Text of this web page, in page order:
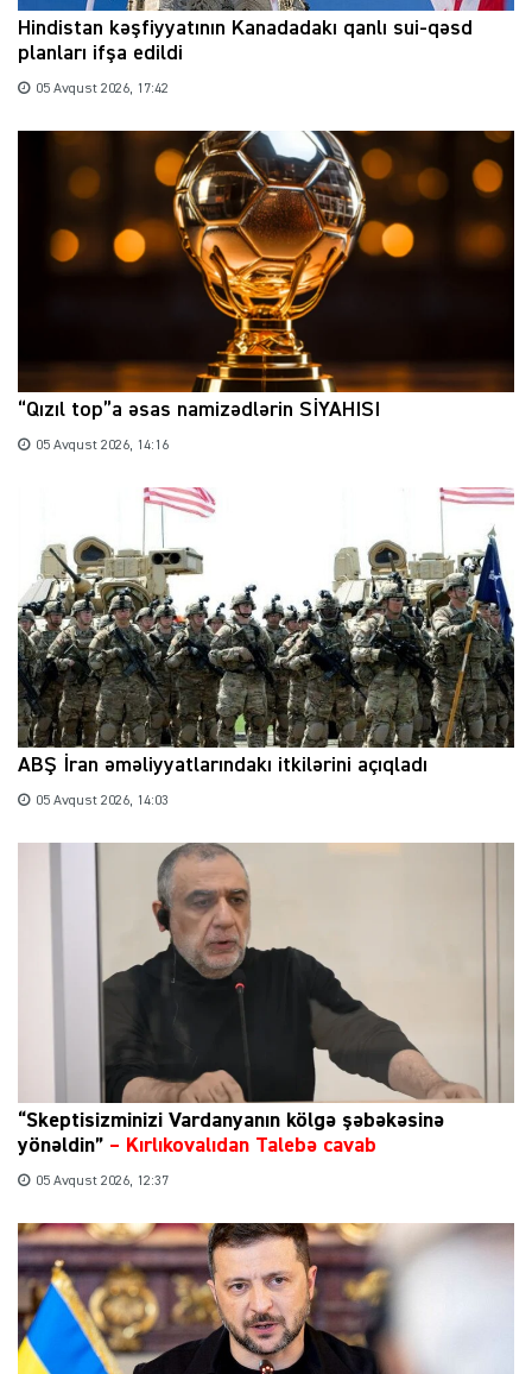
Hindistan kəşfiyyatının Kanadadakı qanlı sui-qəsd
planları ifşa edildi
05 Avqust 2026, 17:42
“Qızıl top”a əsas namizədlərin SİYAHISI
05 Avqust 2026, 14:16
ABŞ İran əməliyyatlarındakı itkilərini açıqladı
05 Avqust 2026, 14:03
“Skeptisizminizi Vardanyanın kölgə şəbəkəsinə
yönəldin” – Kırlıkovalıdan Talebə cavab
05 Avqust 2026, 12:37